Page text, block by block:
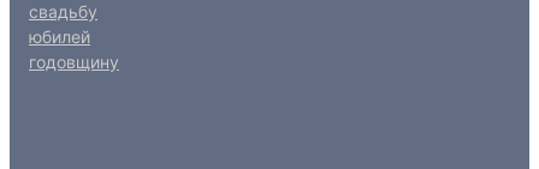
свадьбу
юбилей
годовщину